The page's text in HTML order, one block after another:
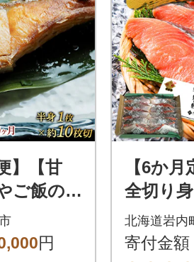
】【甘
ご飯の
銀鮭 半
全10回
円
【6か
全切り
2kg
北海道岩内
寄付金額